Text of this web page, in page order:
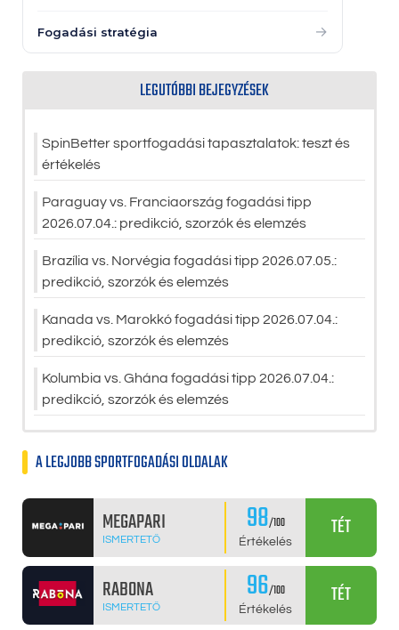
Fogadási stratégia →
LEGUTÓBBI BEJEGYZÉSEK
SpinBetter sportfogadási tapasztalatok: teszt és
értékelés
Paraguay vs. Franciaország fogadási tipp
2026.07.04.: predikció, szorzók és elemzés
Brazília vs. Norvégia fogadási tipp 2026.07.05.:
predikció, szorzók és elemzés
Kanada vs. Marokkó fogadási tipp 2026.07.04.:
predikció, szorzók és elemzés
Kolumbia vs. Ghána fogadási tipp 2026.07.04.:
predikció, szorzók és elemzés
A LEGJOBB SPORTFOGADÁSI OLDALAK
MEGAPARI
ISMERTETŐ 98/100
Értékelés
TÉT
RABONA
ISMERTETŐ 96/100
Értékelés
TÉT